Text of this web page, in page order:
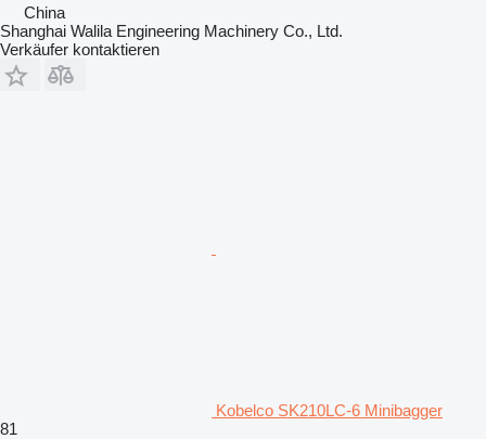
China
Shanghai Walila Engineering Machinery Co., Ltd.
Verkäufer kontaktieren
Kobelco SK210LC-6 Minibagger
81